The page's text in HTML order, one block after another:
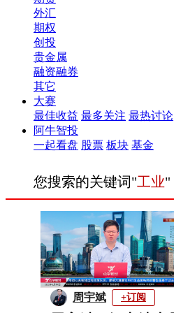
外汇
期权
创投
贵金属
融资融券
其它
大赛
最佳收益 最多关注 最热讨论
阿牛智投
一起看盘 股票 板块 基金
您搜索的关键词"工业"
周宇斌 +订阅